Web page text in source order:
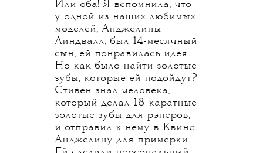
Или оба! Я вспомнила, что
у одной из наших любимых
моделей, Анджелины
Линдвалл, был 14-месячный
сын, ей понравилась идея.
Но как было найти золотые
зубы, которые ей подойдут?
Стивен знал человека,
который делал 18-каратные
золотые зубы для рэперов,
и отправил к нему в Квинс
Анджелину для примерки.